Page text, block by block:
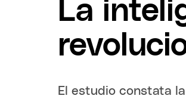
La
El estudio constata